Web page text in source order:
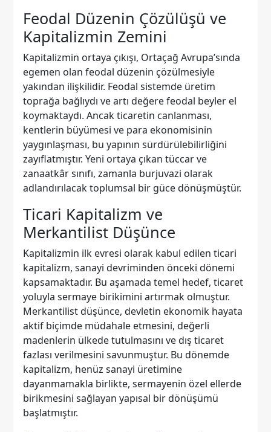
Feodal Düzenin Çözülüşü ve
Kapitalizmin Zemini
Kapitalizmin ortaya çıkışı, Ortaçağ Avrupa’sında
egemen olan feodal düzenin çözülmesiyle
yakından ilişkilidir. Feodal sistemde üretim
toprağa bağlıydı ve artı değere feodal beyler el
koymaktaydı. Ancak ticaretin canlanması,
kentlerin büyümesi ve para ekonomisinin
yaygınlaşması, bu yapının sürdürülebilirliğini
zayıflatmıştır. Yeni ortaya çıkan tüccar ve
zanaatkâr sınıfı, zamanla burjuvazi olarak
adlandırılacak toplumsal bir güce dönüşmüştür.
Ticari Kapitalizm ve
Merkantilist Düşünce
Kapitalizmin ilk evresi olarak kabul edilen ticari
kapitalizm, sanayi devriminden önceki dönemi
kapsamaktadır. Bu aşamada temel hedef, ticaret
yoluyla sermaye birikimini artırmak olmuştur.
Merkantilist düşünce, devletin ekonomik hayata
aktif biçimde müdahale etmesini, değerli
madenlerin ülkede tutulmasını ve dış ticaret
fazlası verilmesini savunmuştur. Bu dönemde
kapitalizm, henüz sanayi üretimine
dayanmamakla birlikte, sermayenin özel ellerde
birikmesini sağlayan yapısal bir dönüşümü
başlatmıştır.